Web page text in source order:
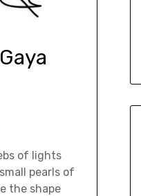
of lights
pearls of
the shape